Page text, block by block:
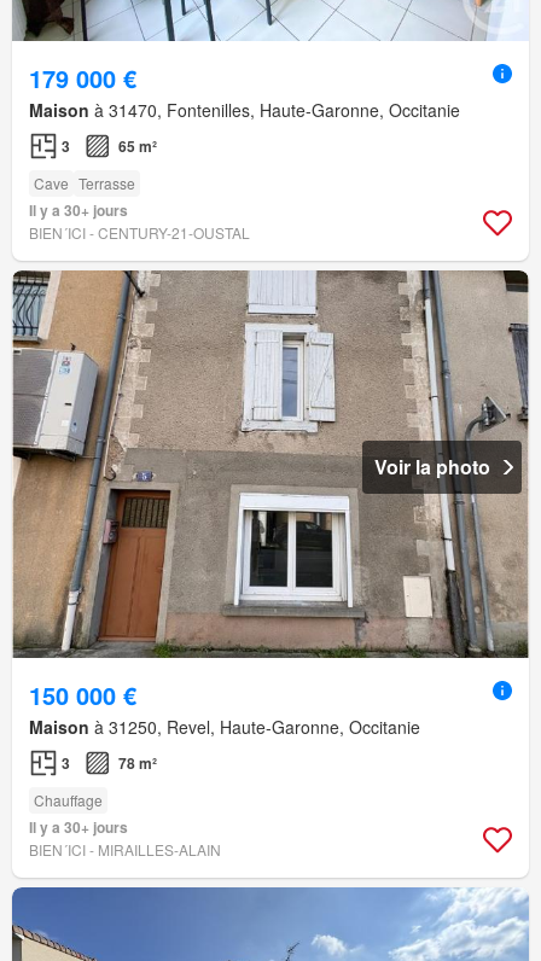
179 000 €
Maison à 31470, Fontenilles, Haute-Garonne, Occitanie
3 65 m²
Cave Terrasse
Il y a 30+ jours
BIEN´ICI - CENTURY-21-OUSTAL
Voir la photo
150 000 €
Maison à 31250, Revel, Haute-Garonne, Occitanie
3 78 m²
Chauffage
Il y a 30+ jours
BIEN´ICI - MIRAILLES-ALAIN